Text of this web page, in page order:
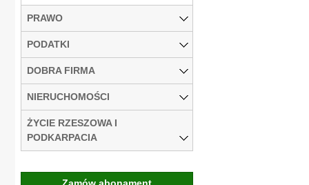
PRAWO
PODATKI
DOBRA FIRMA
NIERUCHOMOŚCI
ŻYCIE RZESZOWA I
PODKARPACIA
Zamów abonament